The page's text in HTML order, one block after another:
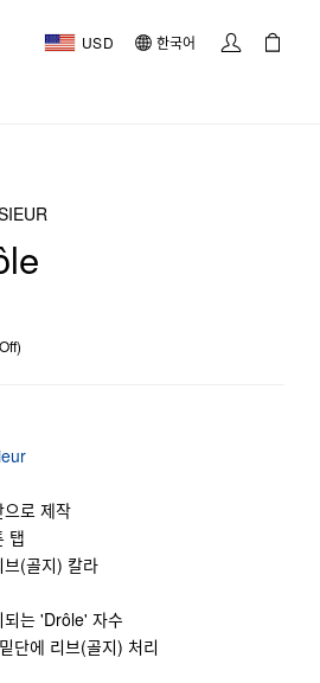
USD 한국어
로 제작
탭
(골지) 칼라
되는 'Drôle' 자수
단에 리브(골지) 처리